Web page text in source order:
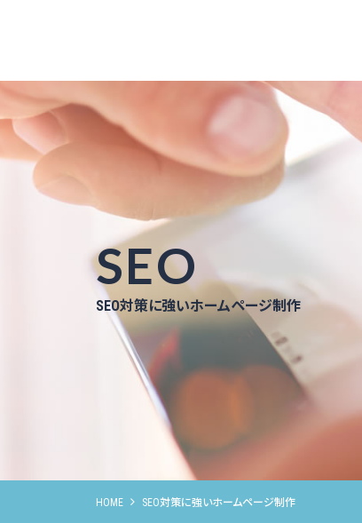
SEO
SEO対策に強いホームページ制作
HOME SEO対策に強いホームページ制作